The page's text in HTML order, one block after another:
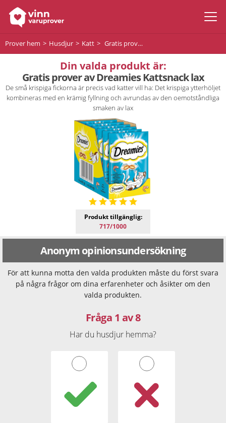
Prover hem Husdjur Katt Gratis prover av Dreamies Kattsnack lax
Din valda produkt är:
Gratis prover av Dreamies Kattsnack lax
De små krispiga fickorna är precis vad katter vill ha: Det krispiga ytterhöljet
kombineras med en krämig fyllning och avrundas av den oemotståndliga
smaken av lax
Produkt tillgänglig:
717/1000
Anonym opinionsundersökning
För att kunna motta den valda produkten måste du först svara
på några frågor om dina erfarenheter och åsikter om den
valda produkten.
Fråga 1 av 8
Har du husdjur hemma?